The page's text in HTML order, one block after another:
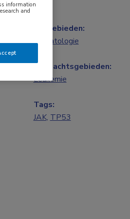
Vakgebieden:
Hematologie
Aandachtsgebieden:
Leukemie
Tags:
JAK, TP53
information
and